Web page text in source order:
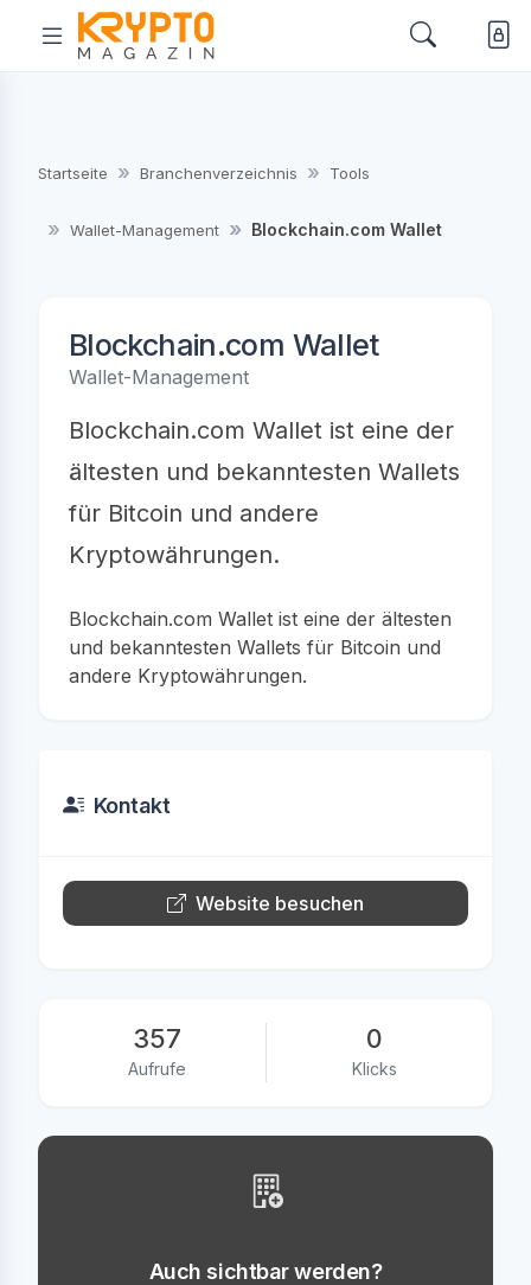
Startseite Branchenverzeichnis Tools
Wallet-Management Blockchain.com Wallet
Blockchain.com Wallet
Wallet-Management
Blockchain.com Wallet ist eine der
ältesten und bekanntesten Wallets
für Bitcoin und andere
Kryptowährungen.
Blockchain.com Wallet ist eine der ältesten
und bekanntesten Wallets für Bitcoin und
andere Kryptowährungen.
Kontakt
Website besuchen
357
Aufrufe
0
Klicks
Auch sichtbar werden?